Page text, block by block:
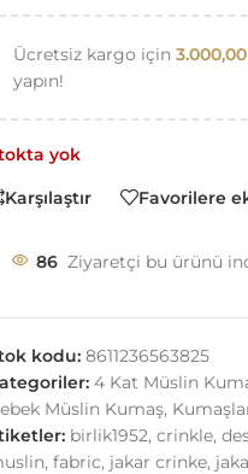
Ücretsiz kargo için 3.000,00
yapın!
yok
Karşılaştır
Favorilere
86 Ziyaretçi bu ürünü
kodu: 8611236563825
4 Kat Müslin
Müslin Kumaş,
birlik1952, crinkle,
, fabric, jakar crinke,